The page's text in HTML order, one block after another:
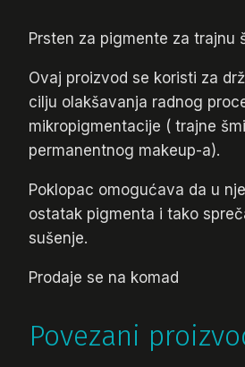
Prsten za pigmente za trajnu
Ovaj proizvod se koristi za
cilju olakšavanja radnog
mikropigmentacije ( trajne
permanentnog makeup-a).
Poklopac omogućava da u
ostatak pigmenta i tako
sušenje.
Prodaje se na komad
Povezani